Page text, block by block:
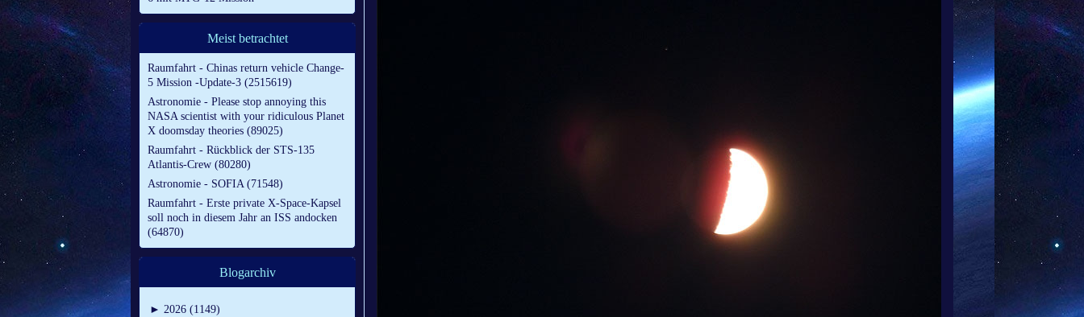
Meist betrachtet
Raumfahrt - Chinas return vehicle Change-
5 Mission -Update-3 (2515619)
Astronomie - Please stop annoying this
NASA scientist with your ridiculous Planet
X doomsday theories (89025)
Raumfahrt - Rückblick der STS-135
Atlantis-Crew (80280)
Astronomie - SOFIA (71548)
Raumfahrt - Erste private X-Space-Kapsel
soll noch in diesem Jahr an ISS andocken
(64870)
Blogarchiv
► 2026 (1149)